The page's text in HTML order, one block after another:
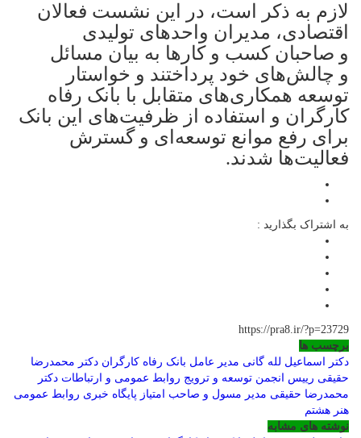
لازم به ذکر است، در این نشست فعالان
اقتصادی، مدیران واحدهای تولیدی
و صاحبان کسب و کارها به بیان مسائل
و چالش‌های خود پرداختند و خواستار
توسعه همکاری‌های متقابل با بانک رفاه
کارگران و استفاده از ظرفیت‌های این بانک
برای رفع موانع توسعه‌ای و گسترش
فعالیت‌ها شدند.
به اشتراک بگذارید :
https://pra8.ir/?p=23729
برچسب ها
دکتر اسماعیل لله گانی مدیر عامل بانک رفاه کارگران دکتر محمدرضا
حقیقی رییس انجمن توسعه و ترویج روابط عمومی و ارتباطات دکتر
محمدرضا حقیقی مدیر مسول و صاحب امتیاز پایگاه خبری روابط عمومی
هنر هشتم
نوشته های مشابه